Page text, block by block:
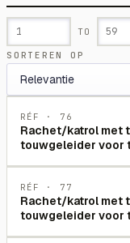
TO
SORTEREN OP
RÉF · 76
Rachet/katrol met
touwgeleider voor
RÉF · 77
Rachet/katrol met
touwgeleider voor